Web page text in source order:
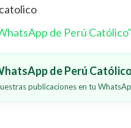
de Perú Católico"
de Perú Católico
publicaciones en tu